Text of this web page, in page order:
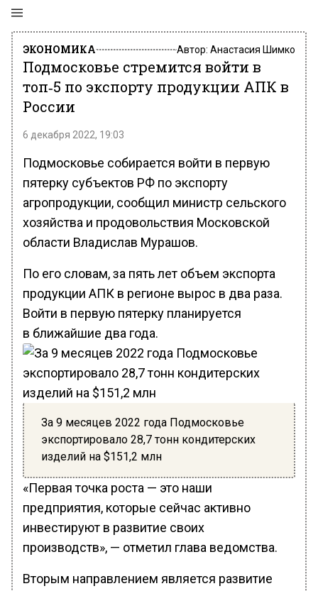
ЭКОНОМИКА Автор: Анастасия Шимко
Подмосковье стремится войти в
топ‑5 по экспорту продукции АПК в
России
6 декабря 2022, 19:03
Подмосковье собирается войти в первую
пятерку субъектов РФ по экспорту
агропродукции, сообщил министр сельского
хозяйства и продовольствия Московской
области Владислав Мурашов.
По его словам, за пять лет объем экспорта
продукции АПК в регионе вырос в два раза.
Войти в первую пятерку планируется
в ближайшие два года.
За 9 месяцев 2022 года Подмосковье
экспортировало 28,7 тонн кондитерских
изделий на $151,2 млн
«Первая точка роста — это наши
предприятия, которые сейчас активно
инвестируют в развитие своих
производств», — отметил глава ведомства.
Вторым направлением является развитие